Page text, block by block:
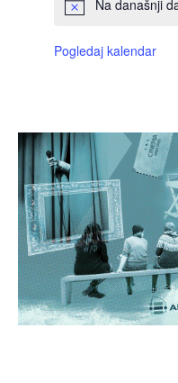
Na današnji
Pogledaj kalendar